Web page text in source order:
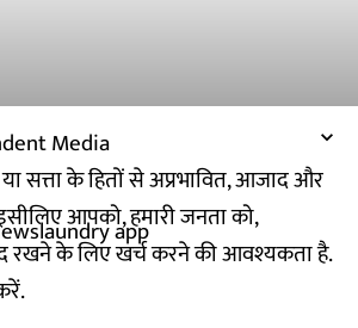
Media
या सत्ता के हितों से अप्रभावित, आजाद और
इसीलिए आपको, हमारी जनता को,
रखने के लिए खर्च करने की आवश्यकता है.
app